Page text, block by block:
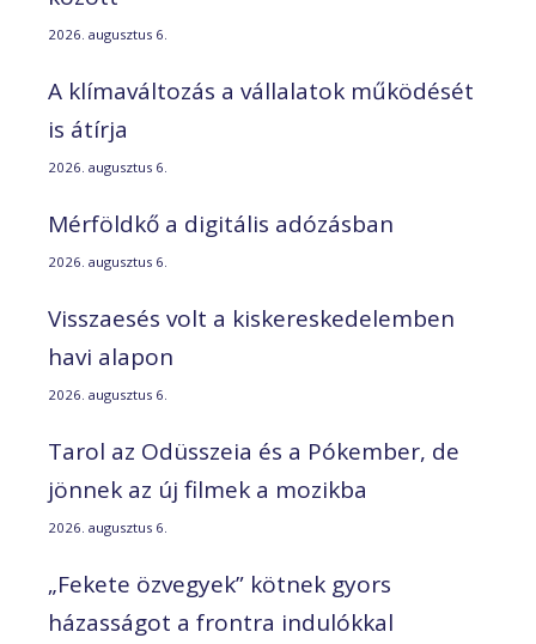
2026. augusztus 6.
A klímaváltozás a vállalatok működését
is átírja
2026. augusztus 6.
Mérföldkő a digitális adózásban
2026. augusztus 6.
Visszaesés volt a kiskereskedelemben
havi alapon
2026. augusztus 6.
Tarol az Odüsszeia és a Pókember, de
jönnek az új filmek a mozikba
2026. augusztus 6.
„Fekete özvegyek” kötnek gyors
házasságot a frontra indulókkal